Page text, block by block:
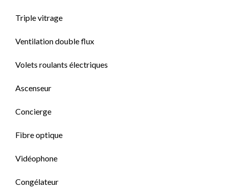
Triple vitrage
Ventilation double flux
Volets roulants électriques
Ascenseur
Concierge
Fibre optique
Vidéophone
Congélateur